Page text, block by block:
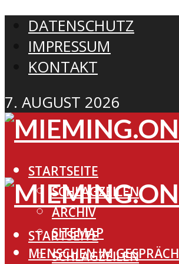
DATENSCHUTZ
IMPRESSUM
KONTAKT
7. AUGUST 2026
STARTSEITE
SCHLAGZEILEN
ARCHIV
SITEMAP
MENSCHEN IM GESPRÄCH
STARTSEITE
SCHLAGZEILEN